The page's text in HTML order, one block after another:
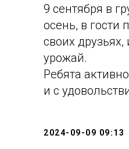
9 сентября в
осень, в гости
своих
урожай.
Ребята
и с
2024-09-09 09:13